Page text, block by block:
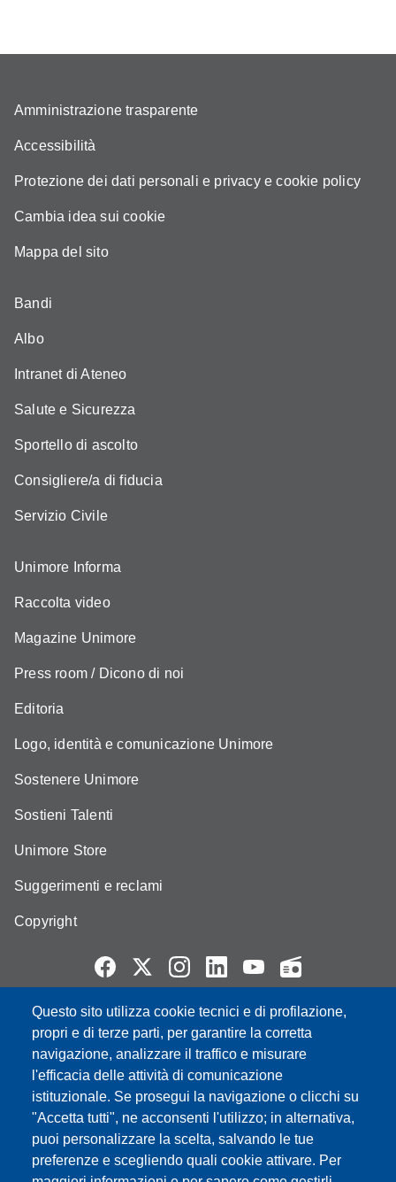
Questo sito utilizza cookie tecnici e di profilazione,
propri e di terze parti, per garantire la corretta
navigazione, analizzare il traffico e misurare
l'efficacia delle attività di comunicazione
istituzionale. Se prosegui la navigazione o clicchi su
"Accetta tutti", ne acconsenti l'utilizzo; in alternativa,
puoi personalizzare la scelta, salvando le tue
preferenze e scegliendo quali cookie attivare. Per
Amministrazione trasparente
Accessibilità
Protezione dei dati personali e privacy e cookie policy
Cambia idea sui cookie
Mappa del sito
Bandi
Albo
Intranet di Ateneo
Salute e Sicurezza
Sportello di ascolto
Consigliere/a di fiducia
Servizio Civile
Unimore Informa
Raccolta video
Magazine Unimore
Press room / Dicono di noi
Editoria
Logo, identità e comunicazione Unimore
Sostenere Unimore
Sostieni Talenti
Unimore Store
Suggerimenti e reclami
Copyright
Partita IVA: 00427620364
e-mail: urp@unimore.it
PEC: primo contatto: urp@pec.unimore.it
Indirizzo ReGIndE per notifica Atti Processuali:
direzionelegale@pec.unimore.it
Sede di Modena: Via Università 4, 41121 Modena, Tel. 059
2056511 - Fax 059 245156